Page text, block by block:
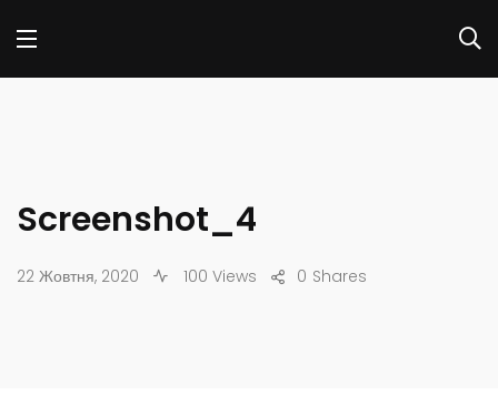
Screenshot_4
22 Жовтня, 2020 100 Views Shares
0